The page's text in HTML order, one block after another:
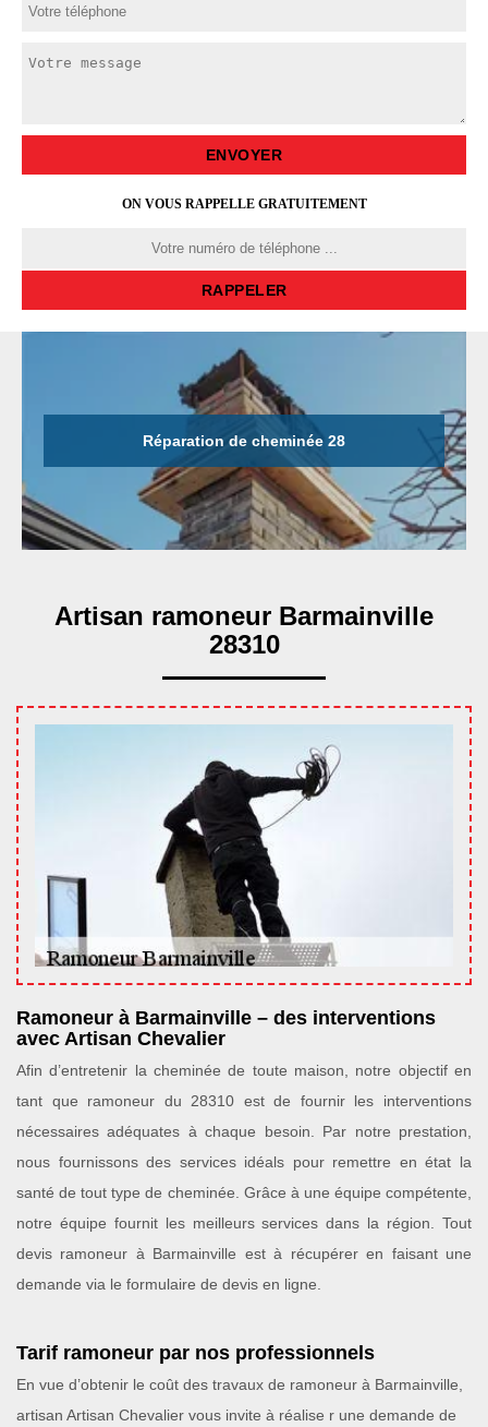
ON VOUS RAPPELLE GRATUITEMENT
Réparation de cheminée 28
Artisan ramoneur Barmainville
28310
Ramoneur à Barmainville – des interventions
avec Artisan Chevalier
Afin d’entretenir la cheminée de toute maison, notre objectif en
tant que ramoneur du 28310 est de fournir les interventions
nécessaires adéquates à chaque besoin. Par notre prestation,
nous fournissons des services idéals pour remettre en état la
santé de tout type de cheminée. Grâce à une équipe compétente,
notre équipe fournit les meilleurs services dans la région. Tout
devis ramoneur à Barmainville est à récupérer en faisant une
demande via le formulaire de devis en ligne.
Tarif ramoneur par nos professionnels
En vue d’obtenir le coût des travaux de ramoneur à Barmainville,
artisan Artisan Chevalier vous invite à réalise r une demande de